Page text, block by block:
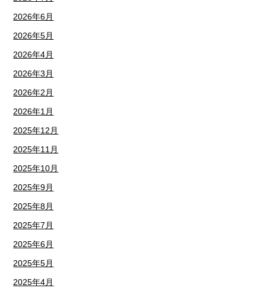
2026年6月
2026年5月
2026年4月
2026年3月
2026年2月
2026年1月
2025年12月
2025年11月
2025年10月
2025年9月
2025年8月
2025年7月
2025年6月
2025年5月
2025年4月